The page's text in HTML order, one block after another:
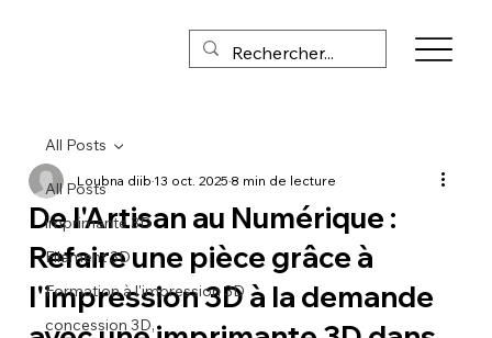
All Posts
imprimante 3D
Filament 3D
Formation à l'impression 3D
concession 3D,
All Posts
De l'Artisan au Numérique :
Refaire une pièce grâce à
l'impression 3D à la demande
Loubna diib13 oct. 20258 min de lecture